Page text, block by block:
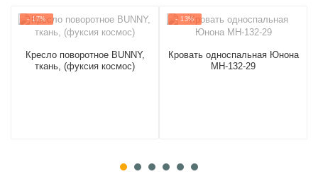
- 17%
Кресло поворотное BUNNY,
ткань, (фуксия космос)
- 13%
Кровать односпальная Юнона
МН-132-29